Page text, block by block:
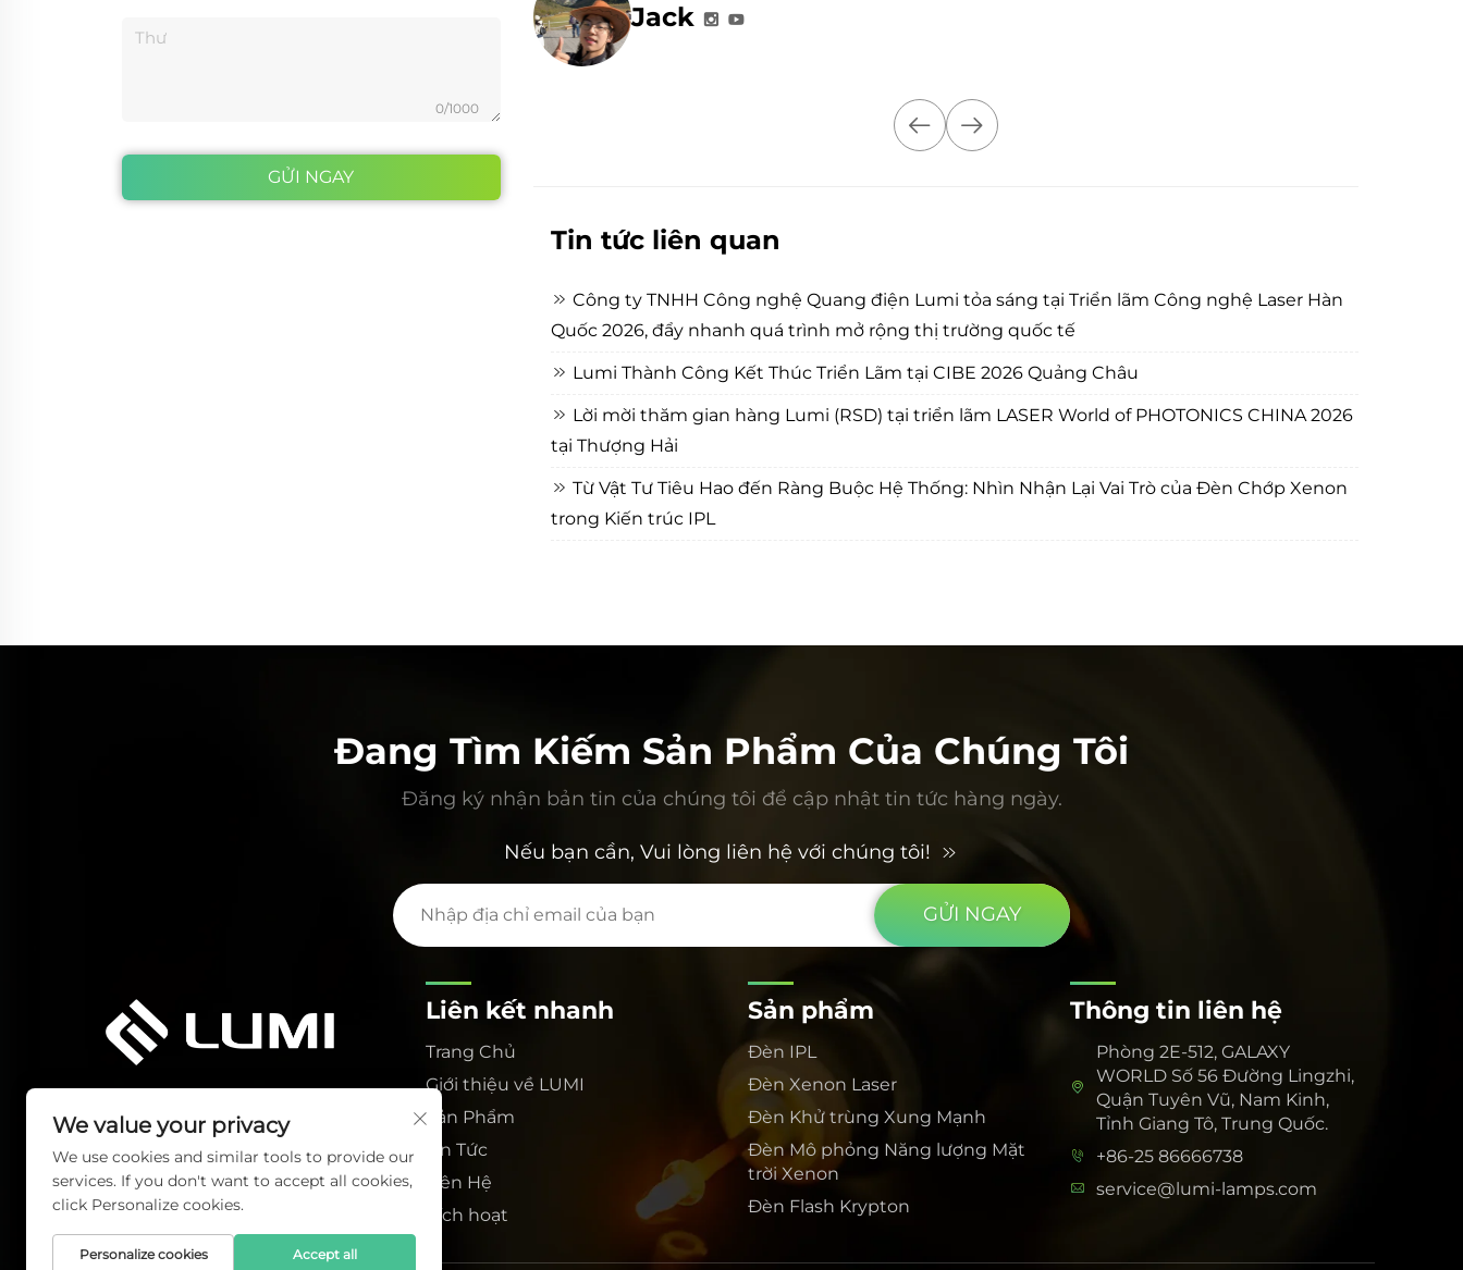
0/1000
GỬI NGAY
Jack
Tin tức liên quan
Công ty TNHH Công nghệ Quang điện Lumi tỏa sáng tại Triển lãm Công nghệ Laser Hàn
Quốc 2026, đẩy nhanh quá trình mở rộng thị trường quốc tế
Lumi Thành Công Kết Thúc Triển Lãm tại CIBE 2026 Quảng Châu
Lời mời thăm gian hàng Lumi (RSD) tại triển lãm LASER World of PHOTONICS CHINA 2026
tại Thượng Hải
Từ Vật Tư Tiêu Hao đến Ràng Buộc Hệ Thống: Nhìn Nhận Lại Vai Trò của Đèn Chớp Xenon
trong Kiến trúc IPL
Đang Tìm Kiếm Sản Phẩm Của Chúng Tôi
Đăng ký nhận bản tin của chúng tôi để cập nhật tin tức hàng ngày.
Nếu bạn cần, Vui lòng liên hệ với chúng tôi!
GỬI NGAY
Liên kết nhanh
Trang Chủ
Giới thiệu về LUMI
Sản Phẩm
Tin Tức
Liên Hệ
Kích hoạt
Sản phẩm
Đèn IPL
Đèn Xenon Laser
Đèn Khử trùng Xung Mạnh
Đèn Mô phỏng Năng lượng Mặt
trời Xenon
Đèn Flash Krypton
Thông tin liên hệ
Phòng 2E-512, GALAXY
WORLD Số 56 Đường Lingzhi,
Quận Tuyên Vũ, Nam Kinh,
Tỉnh Giang Tô, Trung Quốc.
+86-25 86666738
service@lumi-lamps.com
We value your privacy
We use cookies and similar tools to provide our
services. If you don't want to accept all cookies,
click Personalize cookies.
Personalize cookies Accept all